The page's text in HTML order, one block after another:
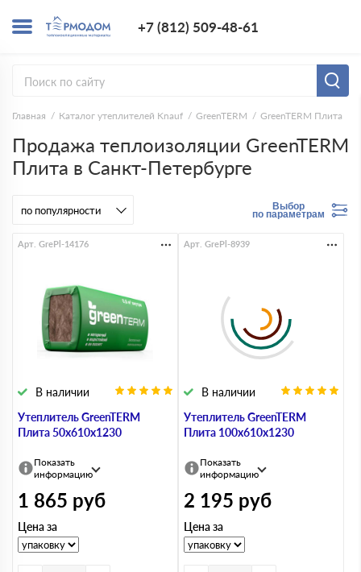
+7 (812) 509-48-61
Главная Каталог утеплителей Knauf GreenTERM GreenTERM Плита
Продажа теплоизоляции GreenTERM
Плита в Санкт-Петербурге
Выбор
по параметрам
Утеплитель GreenTERM
Плита 50х610х1230
В наличии
Арт. GrePl-14176
Показать
информацию
1 865 руб
Цена за
Утеплитель GreenTERM
Плита 100х610х1230
В наличии
Арт. GrePl-8939
Показать
информацию
2 195 руб
Цена за